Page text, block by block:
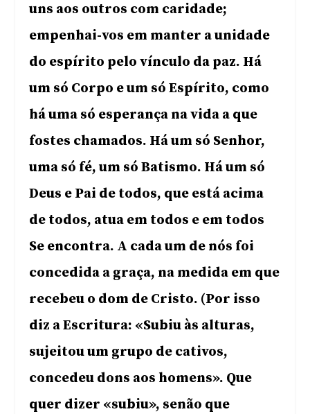
uns aos outros com caridade;
empenhai-vos em manter a unidade
do espírito pelo vínculo da paz. Há
um só Corpo e um só Espírito, como
há uma só esperança na vida a que
fostes chamados. Há um só Senhor,
uma só fé, um só Batismo. Há um só
Deus e Pai de todos, que está acima
de todos, atua em todos e em todos
Se encontra. A cada um de nós foi
concedida a graça, na medida em que
recebeu o dom de Cristo. (Por isso
diz a Escritura: «Subiu às alturas,
sujeitou um grupo de cativos,
concedeu dons aos homens». Que
quer dizer «subiu», senão que